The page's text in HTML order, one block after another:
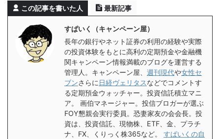
この記事を書いた人 最新記事
すぱいく（キャンペーン屋）
長年の銀行やネット証券の利用の経験や実際
の投資体験をもとに高利の定期預金や金融機
関キャンペーン情報満載のブログを運営する
管理人。キャンペーン屋、 週刊現代や女性セ
ブンさらに 日経ヴェリタスなどでコメントす
る定期預金ウォッチャー。投資信託積立マニ
ア。 画伯マネージャー。投信ブロガーが選ぶ
FOY懇親会実行委員。恐妻家友の会会長。投
資は、投資信託、現物株、ETF、金、プラチ
ナ、FX、くりっく株365など。 すぱいくの自